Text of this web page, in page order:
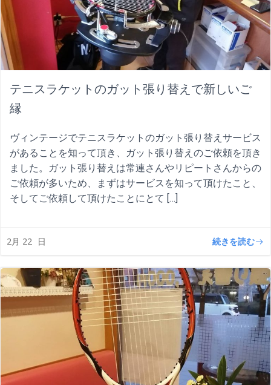
テニスラケットのガット張り替えで新しいご
縁
ヴィンテージでテニスラケットのガット張り替えサービス
があることを知って頂き、ガット張り替えのご依頼を頂き
ました。ガット張り替えは常連さんやリピートさんからの
ご依頼が多いため、まずはサービスを知って頂けたこと、
そしてご依頼して頂けたことにとて […]
2月 22 日 続きを読む